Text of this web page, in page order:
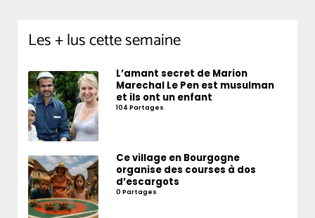
Les + lus cette semaine
L’amant secret de Marion
Marechal Le Pen est musulman
et ils ont un enfant
104 Partages
Ce village en Bourgogne
organise des courses à dos
d’escargots
0 Partages